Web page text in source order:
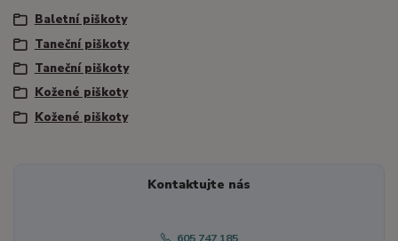
Baletní piškoty
Taneční piškoty
Taneční piškoty
Kožené piškoty
Kožené piškoty
Kontaktujte nás